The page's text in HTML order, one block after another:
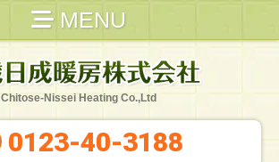
Chitose-Nissei Heating Co.,Ltd
0123-40-3188
MENU